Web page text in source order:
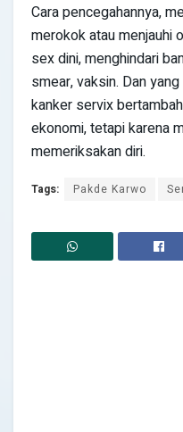
Cara pencegahannya,
merokok atau menjauhi
sex dini, menghindari
smear, vaksin. Dan
kanker servix
ekonomi, tetapi karena
memeriksakan diri.
Tags: Pakde Karwo